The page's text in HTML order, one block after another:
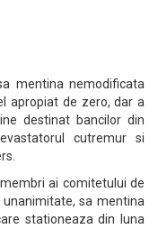
mentina nemodificata
apropiat de zero, dar a
destinat bancilor din
cutremur si
ai comitetului de
sa mentina
stationeaza din luna